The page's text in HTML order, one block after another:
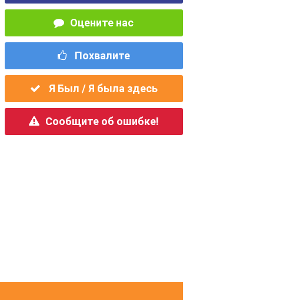
Оцените нас
Похвалите
Я Был / Я была здесь
Сообщите об ошибке!